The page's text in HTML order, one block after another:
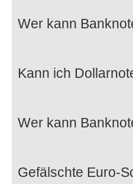
Wer kann
Kann ich
Wer kann
Gefälschte Euro-